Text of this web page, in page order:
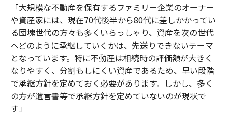
「大規模な不動産を保有するファミリー企業のオーナー
や資産家には、現在70代後半から80代に差しかかってい
る団塊世代の方々も多くいらっしゃり、資産を次の世代
へどのように承継していくかは、先送りできないテーマ
となっています。特に不動産は相続時の評価額が大きく
なりやすく、分割もしにくい資産であるため、早い段階
で承継方針を定めておく必要があります。しかし、多く
の方が遺言書等で承継方針を定めていないのが現状で
す」